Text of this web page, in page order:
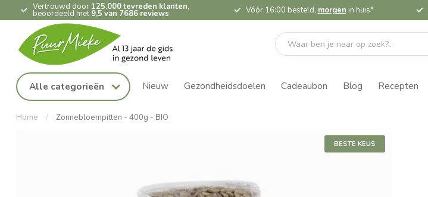
Vertrouwd door 125.000 tevreden klanten,
beoordeeld met 9,5 van 7686 reviews Vóór 16:00 besteld, morgen in huis*
Alle categorieën Nieuw Gezondheidsdoelen Cadeaubon Blog Recepten
Home / Zonnebloempitten - 400g - BIO
BESTE KEUS